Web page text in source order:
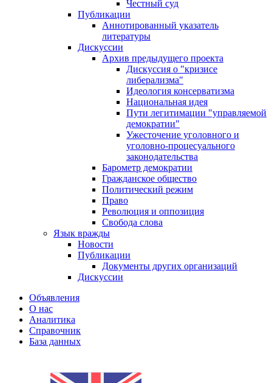
Честный суд
Публикации
Аннотированный указатель
литературы
Дискуссии
Архив предыдущего проекта
Дискуссия о "кризисе
либерализма"
Идеология консерватизма
Национальная идея
Пути легитимации "управляемой
демократии"
Ужесточение уголовного и
уголовно-процесуального
законодательства
Барометр демократии
Гражданское общество
Политический режим
Право
Революция и оппозиция
Свобода слова
Язык вражды
Новости
Публикации
Документы других организаций
Дискуссии
Объявления
О нас
Аналитика
Справочник
База данных